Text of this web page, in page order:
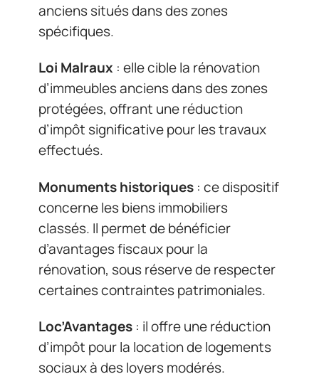
anciens situés dans des zones
spécifiques.
Loi Malraux : elle cible la rénovation
d’immeubles anciens dans des zones
protégées, offrant une réduction
d’impôt significative pour les travaux
effectués.
Monuments historiques : ce dispositif
concerne les biens immobiliers
classés. Il permet de bénéficier
d’avantages fiscaux pour la
rénovation, sous réserve de respecter
certaines contraintes patrimoniales.
Loc’Avantages : il offre une réduction
d’impôt pour la location de logements
sociaux à des loyers modérés.